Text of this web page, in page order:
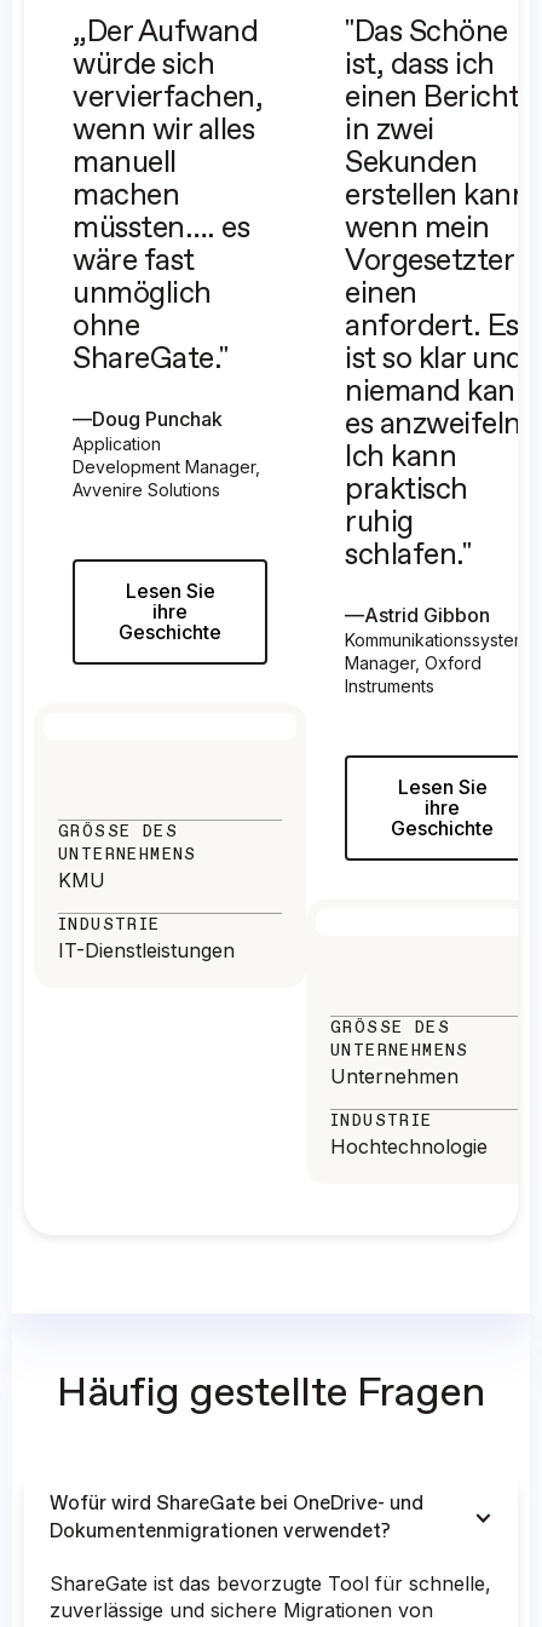
Microsoft Purview-Vertraulichkeitsbezeichnungen
Outlook-Kalender
Outlook-E-Mails
Kategorien
Serverseitige Regeln
Nintex-Workflows und -Formulare
Berechtigungen und Berechtigungsebenen
Persönliche Laufwerke
Planner
Private Kanäle
Freigegebene Laufwerke
Freigegebene Postfächer
SharePoint-Workflows (Standard und SharePoint
Designer)
Websitesammlungen
Websitespalten
Unterseiten
Teams-Kanäle und -Unterhaltungen
„Der Aufwand
würde sich
vervierfachen,
wenn wir alles
manuell
machen
müssten…. es
wäre fast
unmöglich
ohne
ShareGate."
—Doug Punchak
Application
Development Manager,
Avvenire Solutions
Lesen Sie
ihre
Geschichte
GRÖSSE DES U
NTERNEHMENS
KMU
INDUSTRIE
IT-Dienstleistungen
"Das Schöne
ist, dass ich
einen Bericht
in zwei
Sekunden
erstellen kann,
wenn mein
Vorgesetzter
einen
anfordert. Es
ist so klar und
niemand kann
es anzweifeln.
Ich kann
praktisch
ruhig
schlafen."
—Astrid Gibbon
Kommunikationssystem-
Manager, Oxford
Instruments
Lesen Sie
ihre
Geschichte
GRÖSSE DES U
NTERNEHMENS
Unternehmen
INDUSTRIE
Hochtechnologie
Häufig gestellte Fragen
Wofür wird ShareGate bei OneDrive- und
Dokumentenmigrationen verwendet?
ShareGate ist das bevorzugte Tool für schnelle,
zuverlässige und sichere Migrationen von